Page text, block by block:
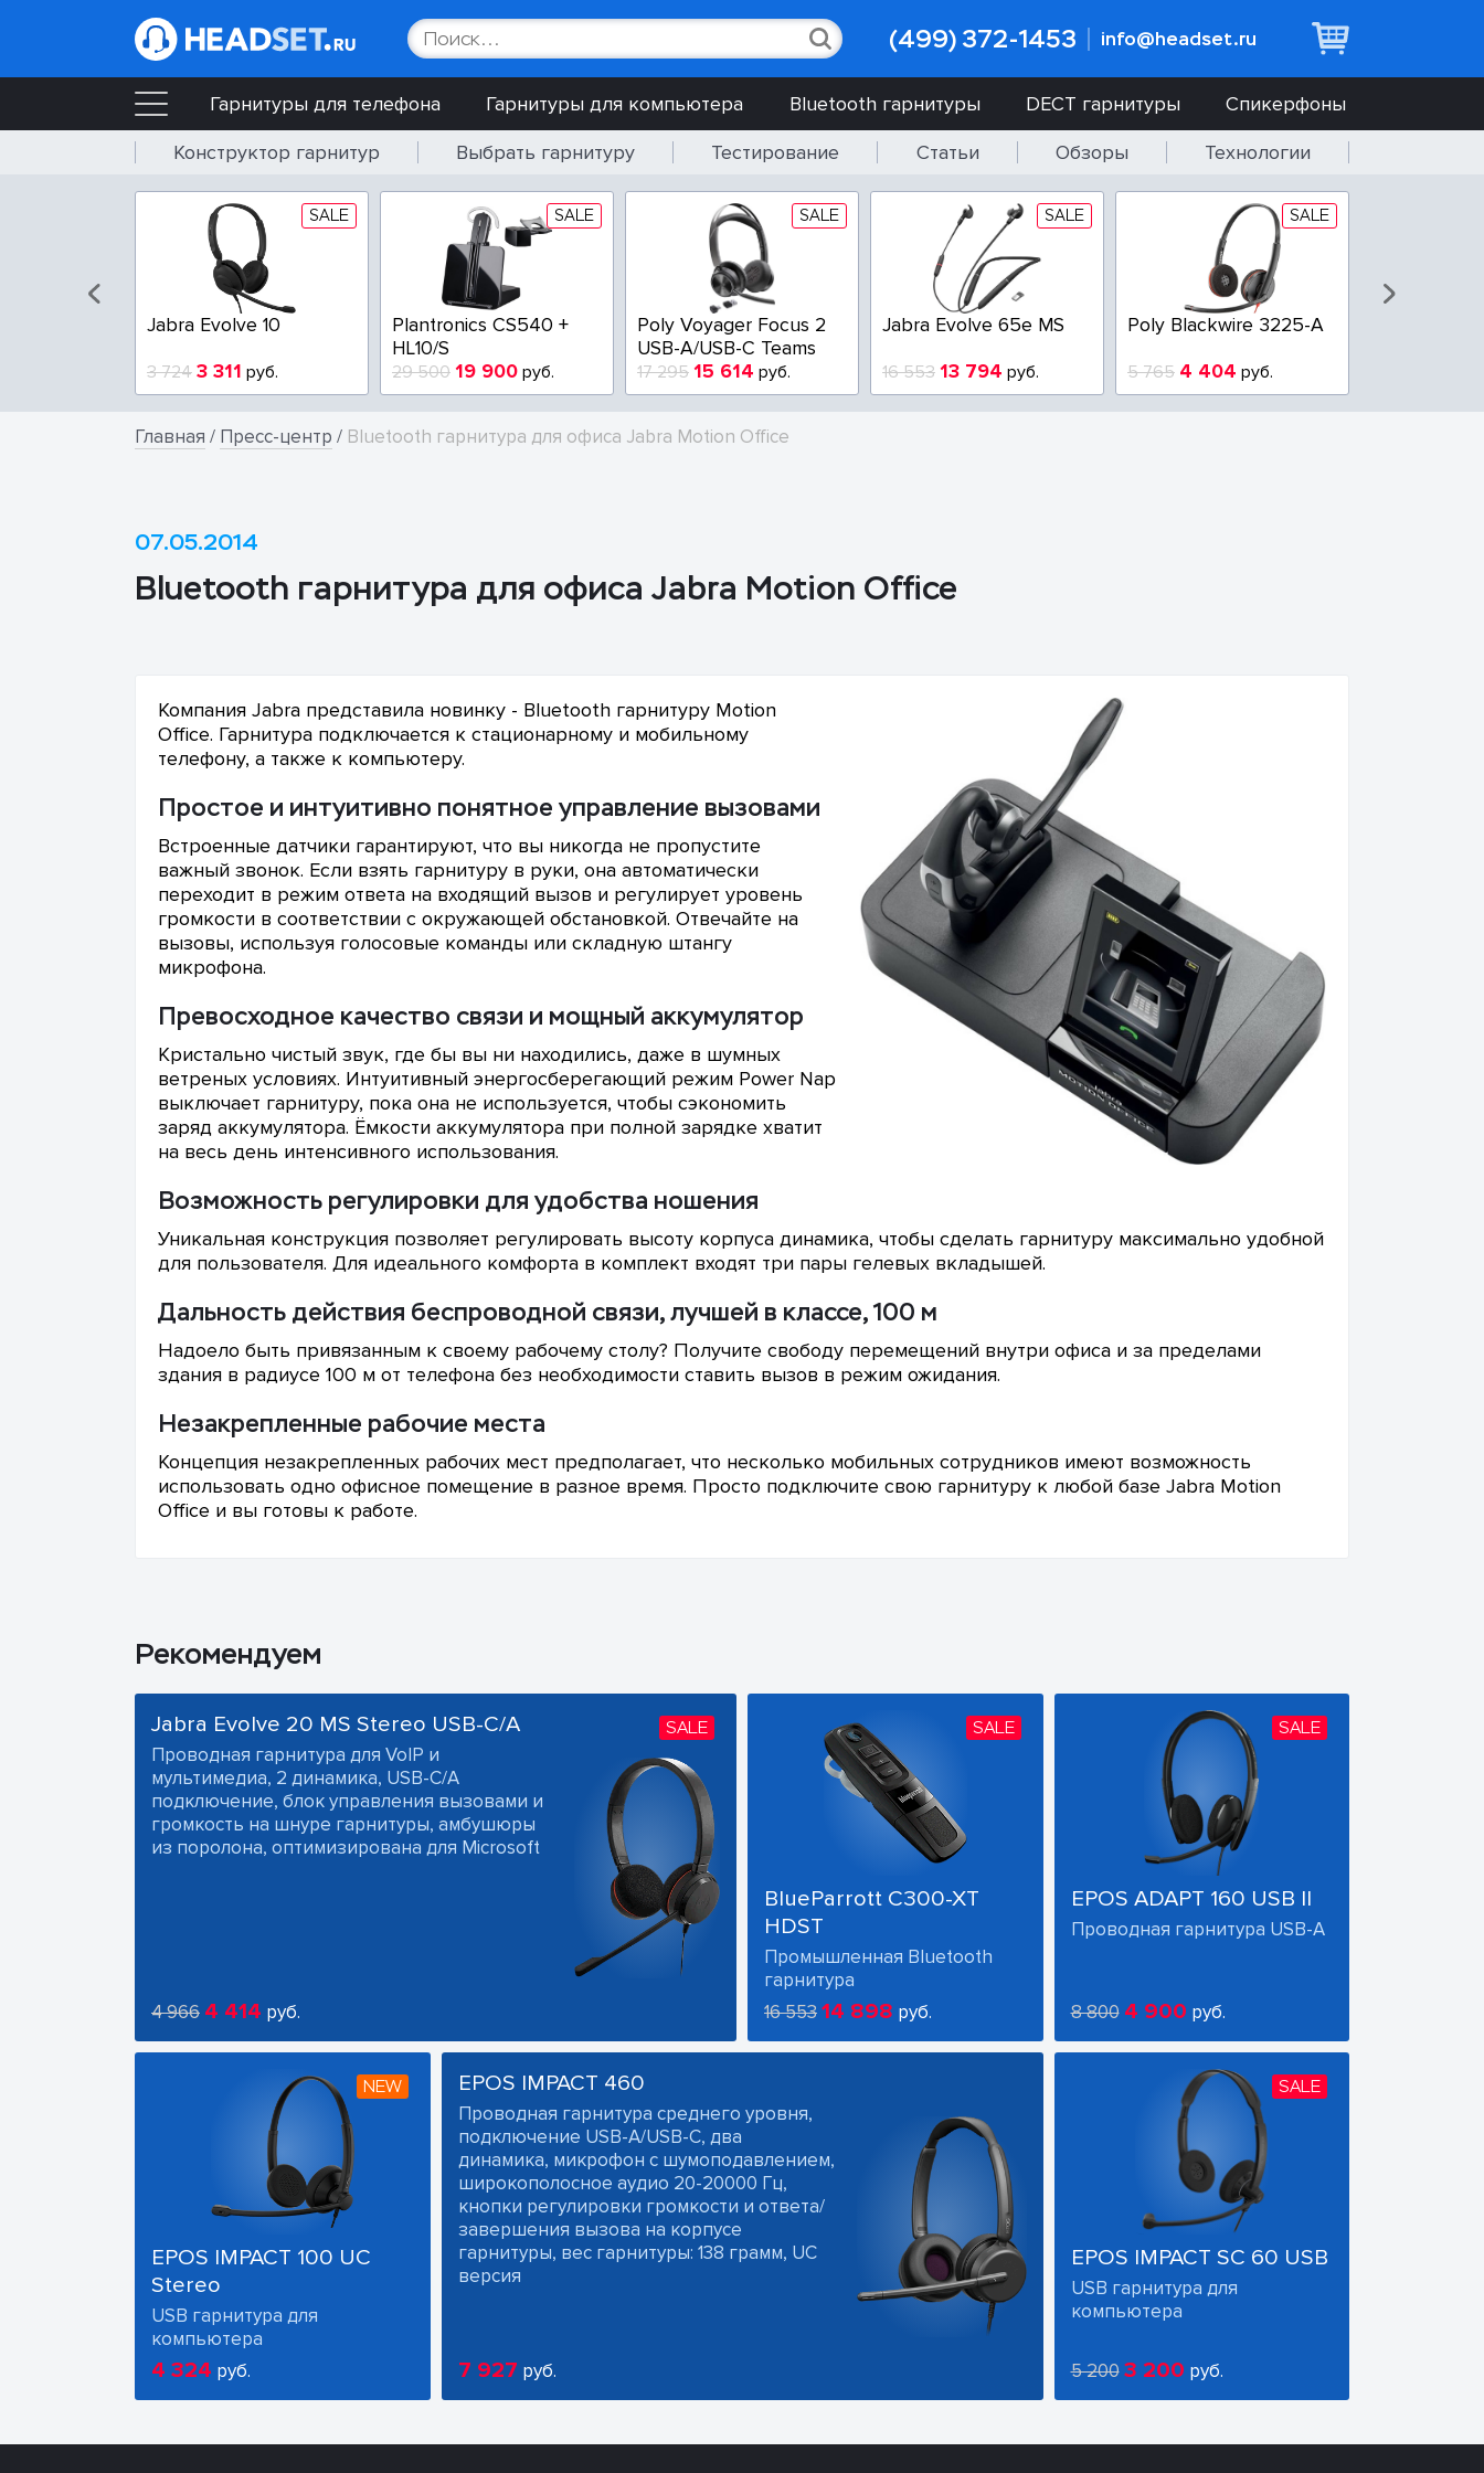
(499) 372-1453 info@headset.ru
Гарнитуры для телефона Гарнитуры для компьютера Bluetooth гарнитуры DECT гарнитуры
Спикерфоны
Конструктор гарнитур
Выбрать гарнитуру Тестирование Статьи Обзоры Технологии
SALE
Jabra Evolve 10
3 724 3 311 руб.
SALE
Plantronics CS540 +
HL10/S
29 500 19 900 руб.
SALE
Poly Voyager Focus 2
USB-A/USB-C Teams
17 295 15 614 руб.
SALE
Jabra Evolve 65e MS
16 553 13 794 руб.
SALE
Poly Blackwire 3225-A
5 765 4 404 руб.
Главная / Пресс-центр / Bluetooth гарнитура для офиса Jabra Motion Office
07.05.2014
Bluetooth гарнитура для офиса Jabra Motion Office
Компания Jabra представила новинку - Bluetooth гарнитуру Motion
Office. Гарнитура подключается к стационарному и мобильному
телефону, а также к компьютеру.
Простое и интуитивно понятное управление вызовами
Встроенные датчики гарантируют, что вы никогда не пропустите
важный звонок. Если взять гарнитуру в руки, она автоматически
переходит в режим ответа на входящий вызов и регулирует уровень
громкости в соответствии с окружающей обстановкой. Отвечайте на
вызовы, используя голосовые команды или складную штангу
микрофона.
Превосходное качество связи и мощный аккумулятор
Кристально чистый звук, где бы вы ни находились, даже в шумных
ветреных условиях. Интуитивный энергосберегающий режим Power Nap
выключает гарнитуру, пока она не используется, чтобы сэкономить
заряд аккумулятора. Ёмкости аккумулятора при полной зарядке хватит
на весь день интенсивного использования.
Возможность регулировки для удобства ношения
Уникальная конструкция позволяет регулировать высоту корпуса динамика, чтобы сделать гарнитуру максимально удобной
для пользователя. Для идеального комфорта в комплект входят три пары гелевых вкладышей.
Дальность действия беспроводной связи, лучшей в классе, 100 м
Надоело быть привязанным к своему рабочему столу? Получите свободу перемещений внутри офиса и за пределами
здания в радиусе 100 м от телефона без необходимости ставить вызов в режим ожидания.
Незакрепленные рабочие места
Концепция незакрепленных рабочих мест предполагает, что несколько мобильных сотрудников имеют возможность
использовать одно офисное помещение в разное время. Просто подключите свою гарнитуру к любой базе Jabra Motion
Office и вы готовы к работе.
Рекомендуем
SALE
Jabra Evolve 20 MS Stereo USB-C/A
Проводная гарнитура для VoIP и
мультимедиа, 2 динамика, USB-C/A
подключение, блок управления вызовами и
громкость на шнуре гарнитуры, амбушюры
из поролона, оптимизирована для Microsoft
4 966 4 414 руб.
EPOS IMPACT 460
Проводная гарнитура среднего уровня,
подключение USB-A/USB-C, два
динамика, микрофон с шумоподавлением,
широкополосное аудио 20-20000 Гц,
кнопки регулировки громкости и ответа/
завершения вызова на корпусе
гарнитуры, вес гарнитуры: 138 грамм, UC
версия
7 927 руб.
SALE
BlueParrott C300-XT
HDST
Промышленная Bluetooth
гарнитура
16 55314 898 руб.
SALE
EPOS ADAPT 160 USB II
Проводная гарнитура USB-A
8 800 4 900 руб.
NEW
EPOS IMPACT 100 UC
Stereo
USB гарнитура для
компьютера
4 324 руб.
SALE
EPOS IMPACT SC 60 USB
USB гарнитура для
компьютера
5 200 3 200 руб.